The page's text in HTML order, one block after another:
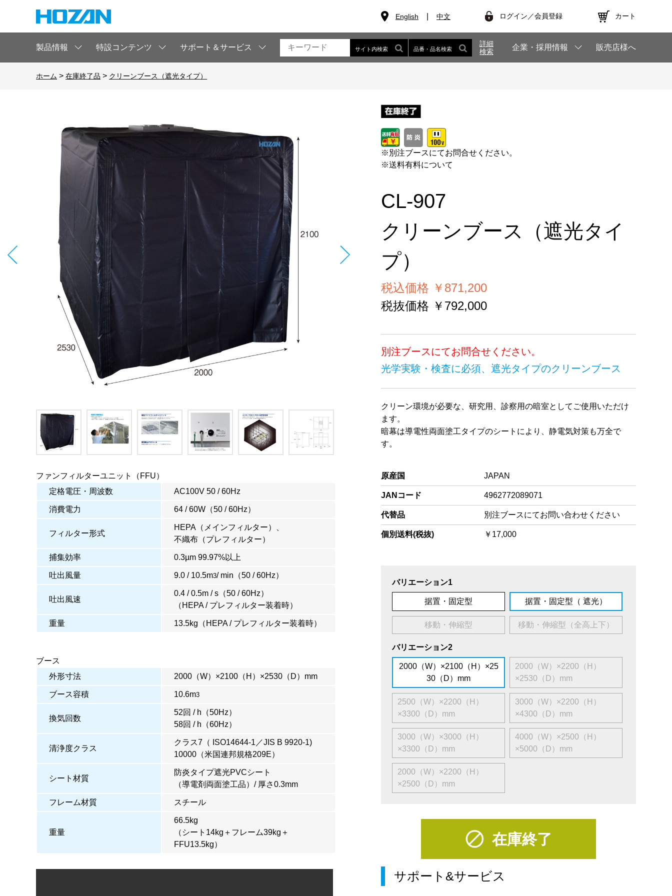
English 中文 ログイン／会員登録 カート
製品情報 特設コンテンツ サポート＆サービス サイト内検索 品番・品名検索
詳細
検索
企業・採用情報 販売店様へ
ホーム > 在庫終了品 > クリーンブース（遮光タイプ）
ファンフィルターユニット（FFU）
定格電圧・周波数
AC100V 50 / 60Hz
消費電力 64 / 60W（50 / 60Hz）
フィルター形式
HEPA（メインフィルター）、
不織布（プレフィルター）
捕集効率 0.3µm 99.97%以上
吐出風量 9.0 / 10.5m3/ min（50 / 60Hz）
吐出風速
0.4 / 0.5m / s（50 / 60Hz）
（HEPA / プレフィルター装着時）
重量 13.5kg（HEPA / プレフィルター装着時）
ブース
外形寸法
2000（W）×2100（H）×2530（D）mm
ブース容積 10.6m3
換気回数
52回 / h（50Hz）
58回 / h（60Hz）
清浄度クラス
クラス7（ ISO14644-1／JIS B 9920-1)
10000（米国連邦規格209E）
シート材質
防炎タイプ遮光PVCシート
（導電剤両面塗工品）/ 厚さ0.3mm
フレーム材質 スチール
重量
66.5kg
（シート14kg＋フレーム39kg＋
FFU13.5kg）
※ 別注ブースにてお問合せください。
※送料有料について
CL-907
クリーンブース（遮光タイ
プ）
税込価格 ￥871,200
税抜価格 ￥792,000
別注ブースにてお問合せください。
光学実験・検査に必須、遮光タイプのクリーンブース
クリーン環境が必要な、研究用、診察用の暗室としてご使用いただけ
ます。
暗幕は導電性両面塗工タイプのシートにより、静電気対策も万全で
す。
原産国 JAPAN
JANコード 4962772089071
代替品 別注ブースにてお問い合わせください
個別送料(税抜) ￥17,000
バリエーション1
据置・固定型 据置・固定型（ 遮光）
移動・伸縮型 移動・伸縮型（全高上下）
バリエーション2
2000（W）×2100（H）×25
30（D）mm
2000（W）×2200（H）
×2530（D）mm
2500（W）×2200（H）
×3300（D）mm
3000（W）×2200（H）
×4300（D）mm
3000（W）×3000（H）
×3300（D）mm
4000（W）×2500（H）
×5000（D）mm
2000（W）×2200（H）
×2500（D）mm
在庫終了
サポート&サービス